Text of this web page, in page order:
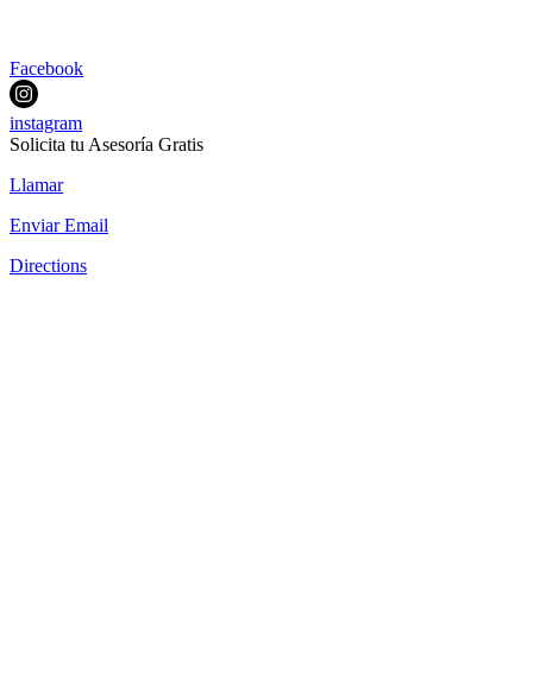
Facebook
instagram
Solicita tu Asesoría Gratis
Llamar
Enviar Email
Directions